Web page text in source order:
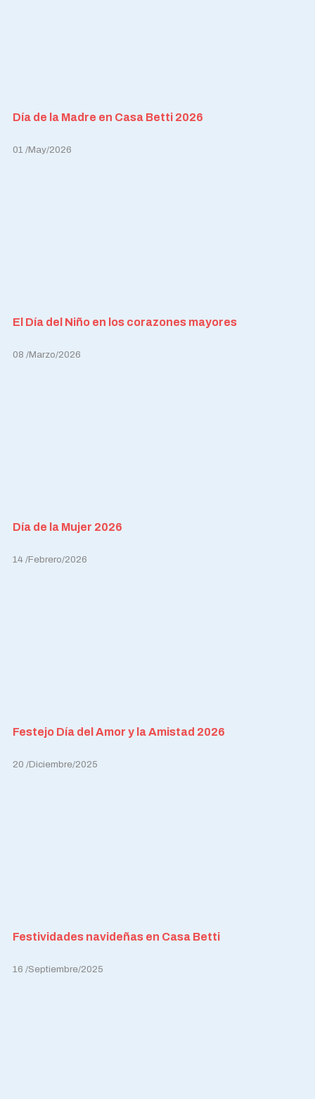
Día de la Madre en Casa Betti 2026
01 /May/2026
El Día del Niño en los corazones mayores
08 /Marzo/2026
Día de la Mujer 2026
14 /Febrero/2026
Festejo Día del Amor y la Amistad 2026
20 /Diciembre/2025
Festividades navideñas en Casa Betti
16 /Septiembre/2025